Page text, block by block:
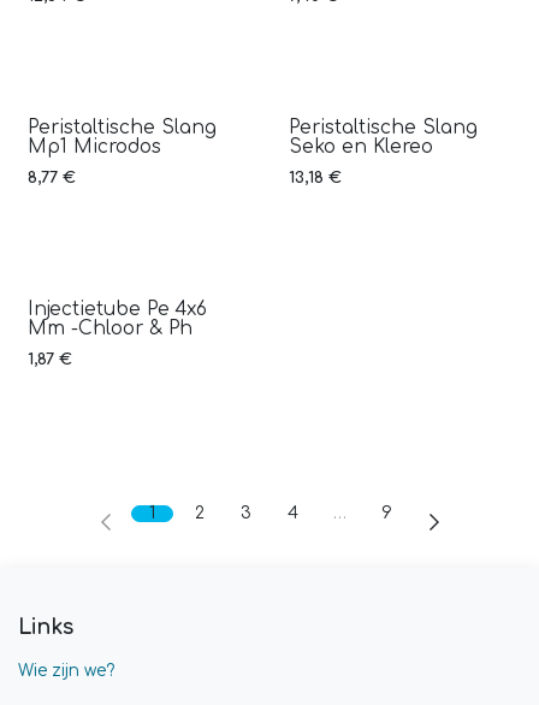
Peristaltische Slang
Mp1 Microdos
8,77 €
Peristaltische Slang
Seko en Klereo
13,18 €
Injectietube Pe 4x6
Mm -Chloor & Ph
1,87 €
1 2 3 4 … 9
Links
Wie zijn we?